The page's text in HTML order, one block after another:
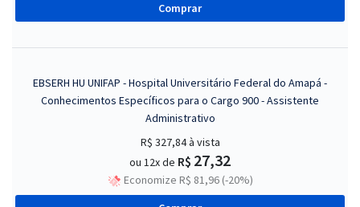
Comprar
EBSERH HU UNIFAP - Hospital Universitário Federal do Amapá -
Conhecimentos Específicos para o Cargo 900 - Assistente
Administrativo
R$ 327,84à vista
ou 12x de R$ 27,32
Economize R$ 81,96 (-20%)